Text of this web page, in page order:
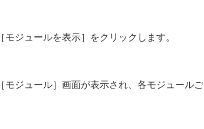
［モジュールを表示］をクリックします。
［モジュール］画面が表示され、各モジュール